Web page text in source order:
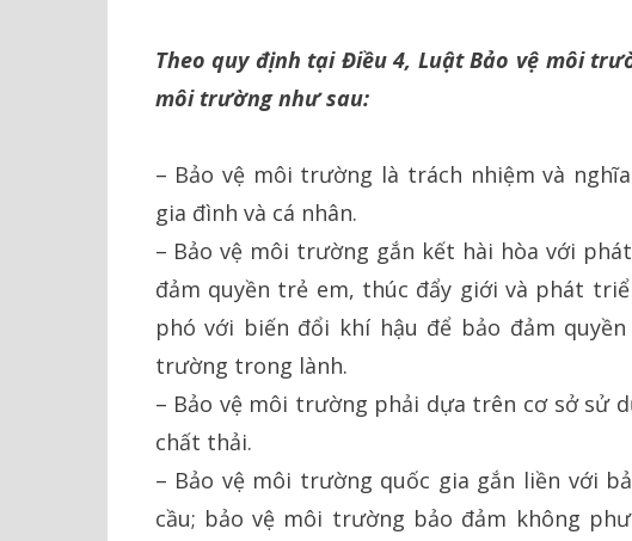
Theo quy định tại Điều 4, Luật Bảo vệ môi
môi trường như sau:
– Bảo vệ môi trường là trách nhiệm và
gia đình và cá nhân.
– Bảo vệ môi trường gắn kết hài hòa với
đảm quyền trẻ em, thúc đẩy giới và phát
phó với biến đổi khí hậu để bảo đảm
trường trong lành.
– Bảo vệ môi trường phải dựa trên cơ sở sử
chất thải.
– Bảo vệ môi trường quốc gia gắn liền với
cầu; bảo vệ môi trường bảo đảm không